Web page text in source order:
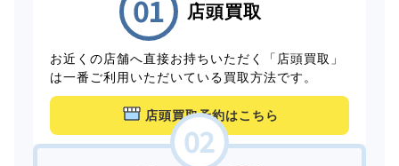
店頭買取
お近くの店舗へ直接お持ちいただく「店頭買取」
は一番ご利用いただいている買取方法です。
店頭買取予約はこちら